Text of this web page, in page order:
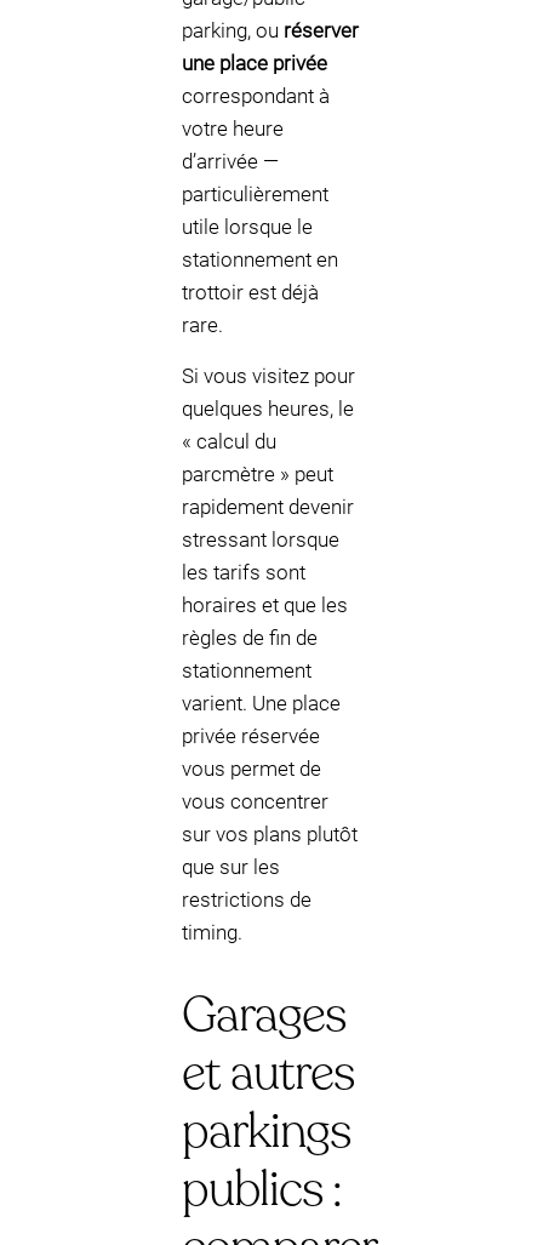
parking, ou réserver
une place privée
correspondant à
votre heure
d’arrivée —
particulièrement
utile lorsque le
stationnement en
trottoir est déjà
rare.
Si vous visitez pour
quelques heures, le
« calcul du
parcmètre » peut
rapidement devenir
stressant lorsque
les tarifs sont
horaires et que les
règles de fin de
stationnement
varient. Une place
privée réservée
vous permet de
vous concentrer
sur vos plans plutôt
que sur les
restrictions de
timing.
Garages
et autres
parkings
publics :